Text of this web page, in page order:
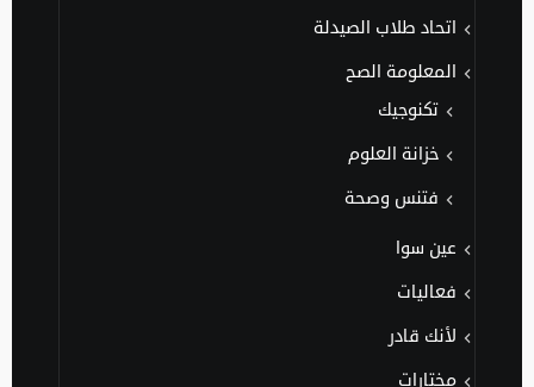
اتحاد طلاب الصيدلة
المعلومة الصح
تكنوجيك
خزانة العلوم
فتنس وصحة
عين سوا
فعاليات
لأنك قادر
مختارات